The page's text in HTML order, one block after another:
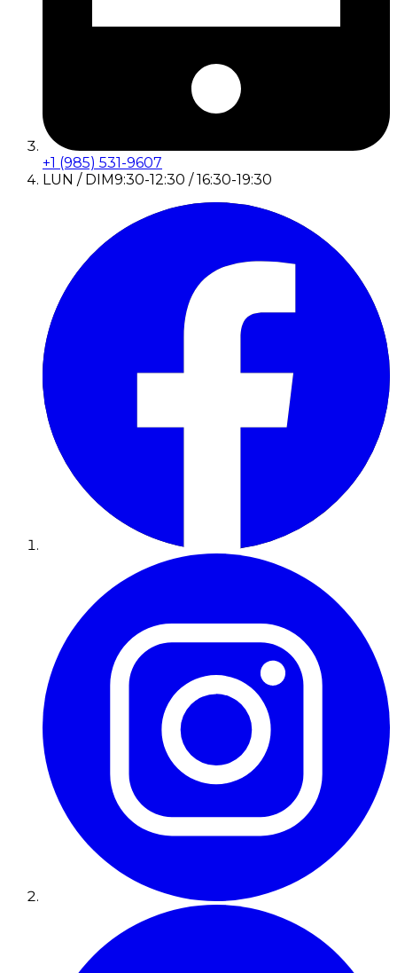
+1 (985) 531-9607
LUN / DIM9:30-12:30 / 16:30-19:30